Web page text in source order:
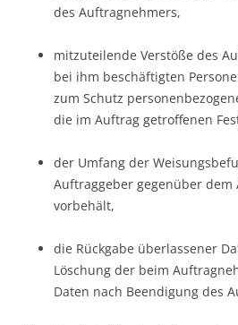
des Auftragnehmers,
mitzuteilende Verstöße des
bei ihm beschäftigten
zum Schutz
die im Auftrag getroffenen
der Umfang der
Auftraggeber gegenüber
vorbehält,
die Rückgabe überlassener
Löschung der beim
Daten nach Beendigung des